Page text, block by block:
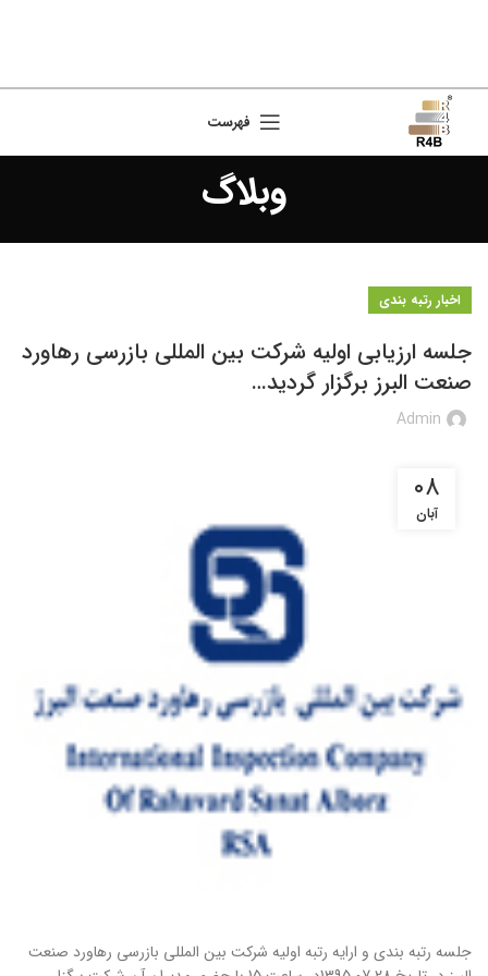
فهرست
وبلاگ
اخبار رتبه بندی
جلسه ارزیابی اولیه شرکت بین المللی بازرسی رهاورد
صنعت البرز برگزار گردید…
Admin
۰۸
آبان
جلسه رتبه بندی و ارایه رتبه اولیه شرکت بین المللی بازرسی رهاورد صنعت